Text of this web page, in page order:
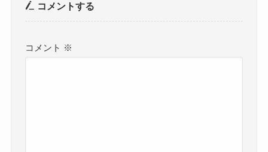
コメントする
コメント ※